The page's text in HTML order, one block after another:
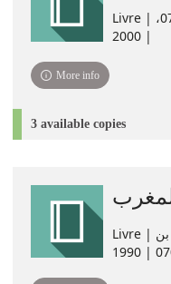
Livre | ،حسين، محمد الخضر (1876-1958). 070
| 2000
More info
3 available copies
Livre | الرقيق القيرواني, أبو اسحاق إبراهيم بن